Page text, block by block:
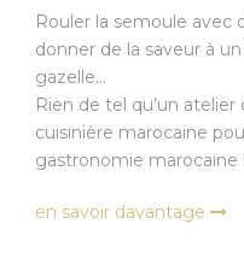
Rouler la semoule avec
donner de la saveur à
gazelle…
Rien de tel qu’un
cuisinière marocaine
gastronomie marocaine !
en savoir davantage